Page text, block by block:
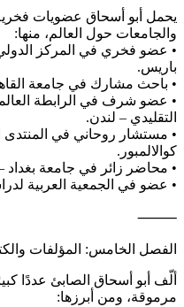
يحمل أبو أسحاق عضويات
والجامعات حول العالم، منها:
• عضو فخري في المركز
باريس.
• باحث مشارك في جامعة
• عضو شرف في الرابطة
التقليدي – لندن.
• مستشار روحاني في المنتدى
كوالالمبور.
• محاضر زائر في جامعة بغداد
• عضو في الجمعية العربية
⸻
الفصل الخامس: المؤلفات
ألّف أبو أسحاق الصابئ عددًا
مرموقة، ومن أبرزها: